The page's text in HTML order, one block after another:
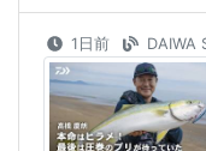
1日前 DAIWA